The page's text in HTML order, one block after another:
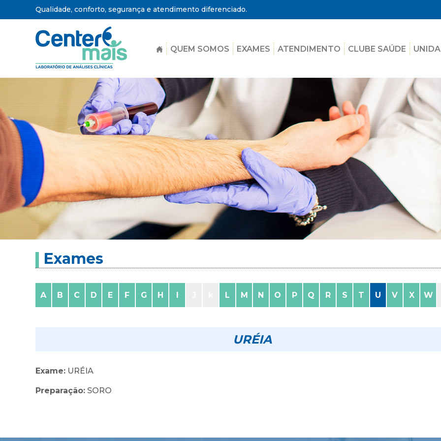
Qualidade, conforto, segurança e atendimento diferenciado.
Clínicas
QUEM SOMOS EXAMES ATENDIMENTO CLUBE SAÚDE
Exames
A B C D E F G H I L M N O P Q R S T U V X W
URÉIA
Exame: URÉIA
Preparação: SORO